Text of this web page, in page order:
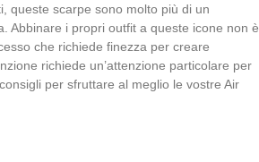
queste scarpe sono molto più di un
Abbinare i propri outfit a queste icone non è
che richiede finezza per creare
richiede un’attenzione particolare per
per sfruttare al meglio le vostre Air